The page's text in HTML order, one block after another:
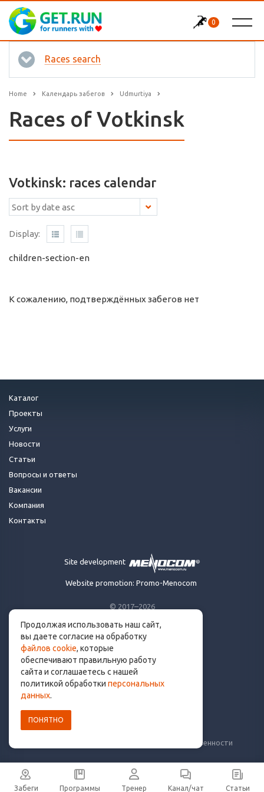
0
Races search
Home Календарь забегов Udmurtiya
Races of Votkinsk
Votkinsk: races calendar
Display:
children-section-en
К сожалению, подтверждённых забегов нет
© 2017–2026
Made for runners.
By runners. With ❤
info@get.run
Уведомление о рисках и ограничение ответственности
Каталог
Проекты
Услуги
Новости
Статьи
Вопросы и ответы
Вакансии
Компания
Контакты
Site development
Website promotion: Promo-Menocom
Забеги Программы Тренер Канал/чат Статьи
Продолжая использовать наш сайт,
вы даете согласие на обработку
файлов cookie, которые
обеспечивают правильную работу
сайта и соглашаетесь с нашей
политикой обработки персональных
данных.
ПОНЯТНО